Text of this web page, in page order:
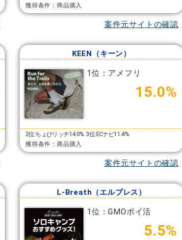
獲得条件：商品購入
案件元サイトの確認
KEEN（キーン）
1位：アメフリ
15.0%
2位:ちょびリッチ14.0% 3位:ECナビ11.4%
獲得条件：商品購入
案件元サイトの確認
L-Breath（エルブレス）
1位：GMOポイ活
5.5%